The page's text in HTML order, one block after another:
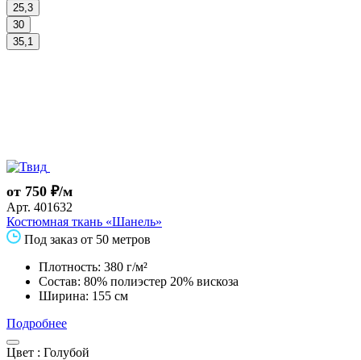
25,3
30
35,1
от 750 ₽/м
Арт. 401632
Костюмная ткань «Шанель»
Под заказ от 50 метров
Плотность: 380 г/м²
Состав: 80% полиэстер 20% вискоза
Ширина: 155 см
Подробнее
Цвет : Голубой